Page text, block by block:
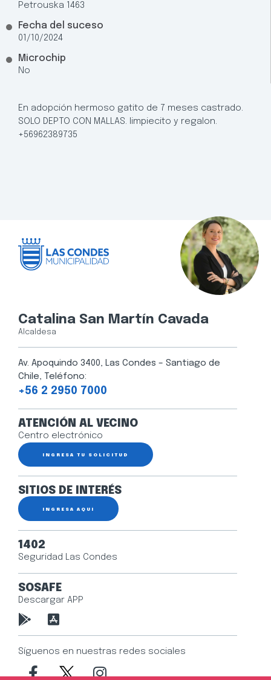
Petrouska 1463
Fecha del suceso
01/10/2024
Microchip
No
En adopción hermoso gatito de 7 meses castrado.
SOLO DEPTO CON MALLAS. limpiecito y regalon.
+56962389735
Catalina San Martín Cavada
Alcaldesa
Av. Apoquindo 3400, Las Condes – Santiago de
Chile, Teléfono:
+56 2 2950 7000
ATENCIÓN AL VECINO
Centro electrónico
INGRESA TU SOLICITUD
SITIOS DE INTERÉS
INGRESA AQUÍ
1402
Seguridad Las Condes
SOSAFE
Descargar APP
Síguenos en nuestras redes sociales